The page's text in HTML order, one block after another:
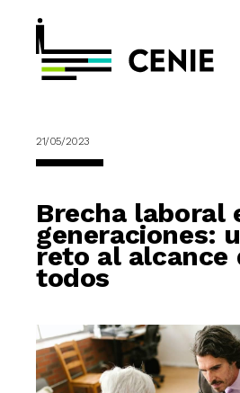
21/05/2023
Brecha laboral
generaciones:
reto al alcance
todos